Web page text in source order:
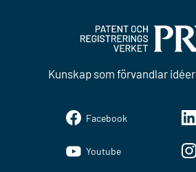
Kunskap som förvandlar
Facebook
Youtube